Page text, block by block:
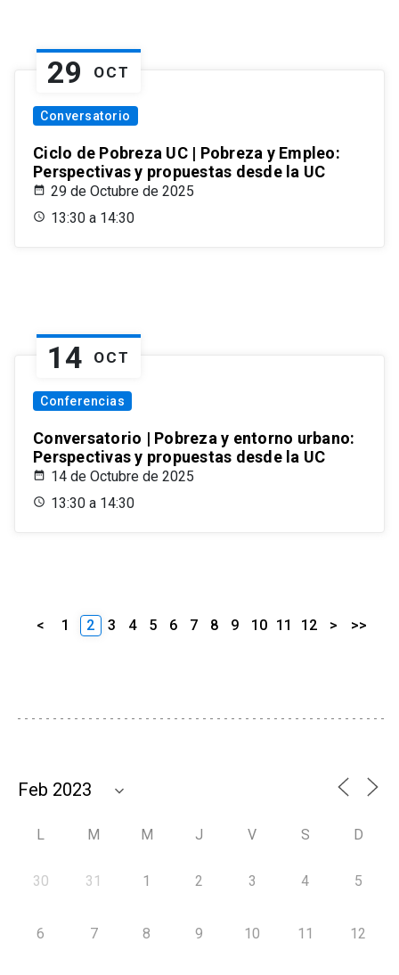
29 OCT
Conversatorio
Ciclo de Pobreza UC | Pobreza y Empleo:
Perspectivas y propuestas desde la UC
29 de Octubre de 2025
13:30 a 14:30
14 OCT
Conferencias
Conversatorio | Pobreza y entorno urbano:
Perspectivas y propuestas desde la UC
14 de Octubre de 2025
13:30 a 14:30
< 1 2 3 4 5 6 7 8 9 10 11 12 > >>
L M M J V S D
30 31 1 2 3 4 5
6 7 8 9 10 11 12